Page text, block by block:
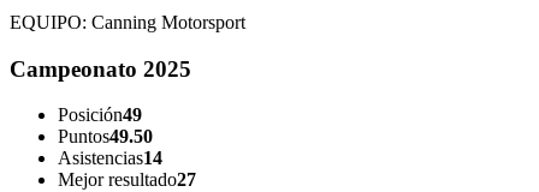
EQUIPO: Canning Motorsport
Campeonato 2025
Posición49
Puntos49.50
Asistencias14
Mejor resultado27